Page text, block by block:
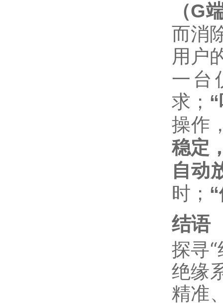
（G
而消
用户
一台
求；‌
操作
稳定
自动
时；‌
结语
探寻
绝缘
精准